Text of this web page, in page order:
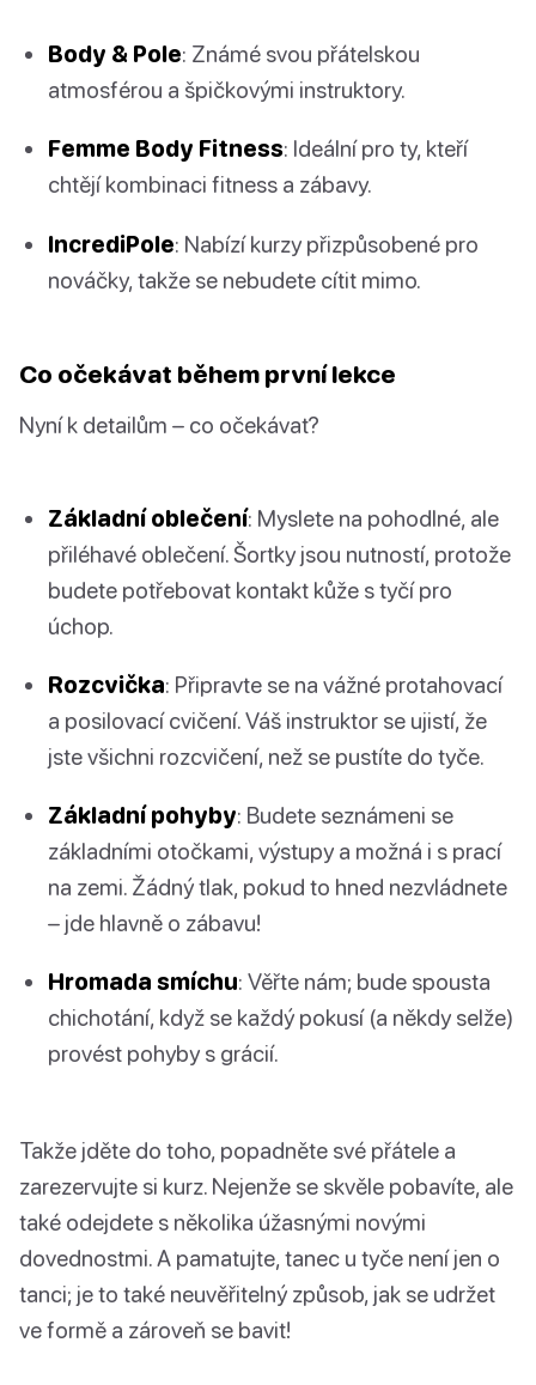
Body & Pole: Známé svou přátelskou
atmosférou a špičkovými instruktory.
Femme Body Fitness: Ideální pro ty, kteří
chtějí kombinaci fitness a zábavy.
IncrediPole: Nabízí kurzy přizpůsobené pro
nováčky, takže se nebudete cítit mimo.
Co očekávat během první lekce
Nyní k detailům – co očekávat?
Základní oblečení: Myslete na pohodlné, ale
přiléhavé oblečení. Šortky jsou nutností, protože
budete potřebovat kontakt kůže s tyčí pro
úchop.
Rozcvička: Připravte se na vážné protahovací
a posilovací cvičení. Váš instruktor se ujistí, že
jste všichni rozcvičení, než se pustíte do tyče.
Základní pohyby: Budete seznámeni se
základními otočkami, výstupy a možná i s prací
na zemi. Žádný tlak, pokud to hned nezvládnete
– jde hlavně o zábavu!
Hromada smíchu: Věřte nám; bude spousta
chichotání, když se každý pokusí (a někdy selže)
provést pohyby s grácií.
Takže jděte do toho, popadněte své přátele a
zarezervujte si kurz. Nejenže se skvěle pobavíte, ale
také odejdete s několika úžasnými novými
dovednostmi. A pamatujte, tanec u tyče není jen o
tanci; je to také neuvěřitelný způsob, jak se udržet
ve formě a zároveň se bavit!